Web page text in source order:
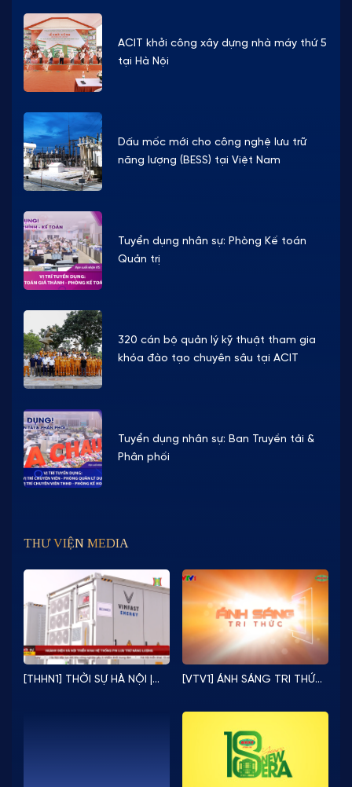
ACIT khởi công xây dựng nhà máy thứ 5
tại Hà Nội
Dấu mốc mới cho công nghệ lưu trữ
năng lượng (BESS) tại Việt Nam
Tuyển dụng nhân sự: Phòng Kế toán
Quản trị
320 cán bộ quản lý kỹ thuật tham gia
khóa đào tạo chuyên sâu tại ACIT
Tuyển dụng nhân sự: Ban Truyền tải &
Phân phối
THƯ VIỆN MEDIA
[THHN1] THỜI SỰ HÀ NỘI |
[VTV1] ÁNH SÁNG TRI THỨC
CÔNG NGHỆ NGÀNH ĐIỆN”
VỀ SẢN PHẨM TỦ ĐIỆN
TRUNG THẾ ACIT